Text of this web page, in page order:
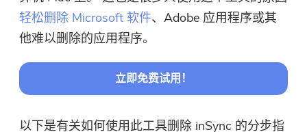
轻松删除 Microsoft 软件、Adobe 应用程序或其
他难以删除的应用程序。
立即免费试用！
以下是有关如何使用此工具删除 inSync 的分步指